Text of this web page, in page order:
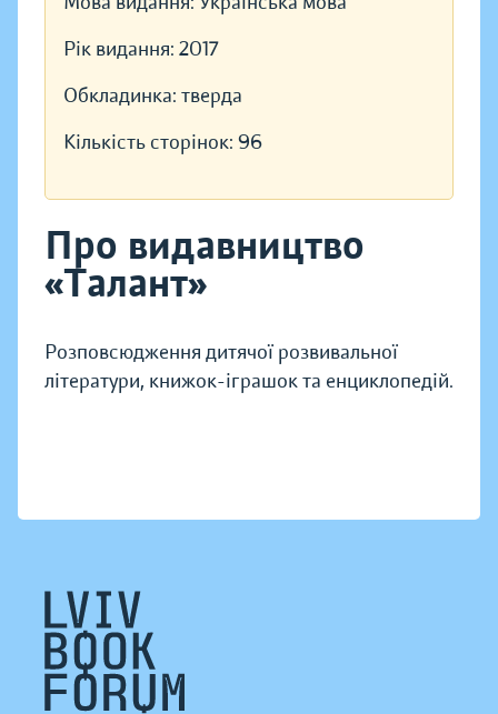
Рік видання: 2017
Обкладинка: тверда
Кількість сторінок: 96
Про видавництво
«Талант»
Розповсюдження дитячої розвивальної
літератури, книжок-іграшок та енциклопедій.